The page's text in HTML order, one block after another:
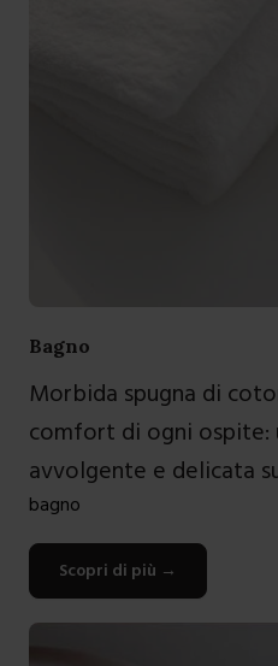
Bagno
Morbida spugna di
comfort di ogni ospite:
avvolgente e delicata
bagno
Scopri di più →